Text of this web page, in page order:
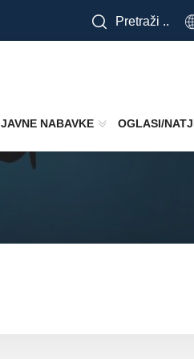
Pretraži ..
JAVNE NABAVKE OGLASI/